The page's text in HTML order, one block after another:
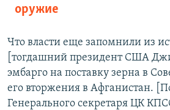
оружие
Что власти еще запомнили из
[тогдашний президент США
эмбарго на поставку зерна в
его вторжения в Афганистан.
Генерального секретаря ЦК